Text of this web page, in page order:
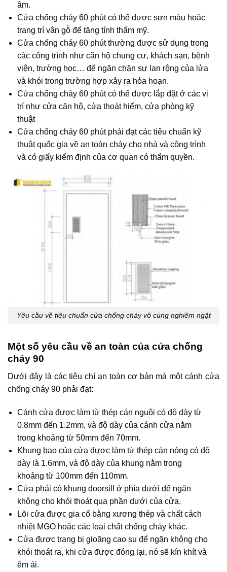
âm.
Cửa chống cháy 60 phút có thể được sơn màu hoặc
trang trí vân gỗ để tăng tính thẩm mỹ.
Cửa chống cháy 60 phút thường được sử dụng trong
các công trình như căn hộ chung cư, khách sạn, bệnh
viện, trường học… để ngăn chặn sự lan rộng của lửa
và khói trong trường hợp xảy ra hỏa hoạn.
Cửa chống cháy 60 phút có thể được lắp đặt ở các vị
trí như cửa căn hộ, cửa thoát hiểm, cửa phòng kỹ
thuật
Cửa chống cháy 60 phút phải đạt các tiêu chuẩn kỹ
thuật quốc gia về an toàn cháy cho nhà và công trình
và có giấy kiểm định của cơ quan có thẩm quyền.
Yêu cầu về tiêu chuẩn cửa chống cháy vô cùng nghiêm ngặt
Một số yêu cầu về an toàn của cửa chống
cháy 90
Dưới đây là các tiêu chí an toàn cơ bản mà một cánh cửa
chống cháy 90 phải đạt:
Cánh cửa được làm từ thép cán nguội có độ dày từ
0.8mm đến 1.2mm, và độ dày của cánh cửa nằm
trong khoảng từ 50mm đến 70mm.
Khung bao của cửa được làm từ thép cán nóng có độ
dày là 1.6mm, và độ dày của khung nằm trong
khoảng từ 100mm đến 110mm.
Cửa phải có khung doorsill ở phía dưới để ngăn
không cho khói thoát qua phần dưới của cửa.
Lõi cửa được gia cố bằng xương thép và chất cách
nhiệt MGO hoặc các loại chất chống cháy khác.
Cửa được trang bị gioăng cao su để ngăn không cho
khói thoát ra, khi cửa được đóng lại, nó sẽ kín khít và
êm ái.